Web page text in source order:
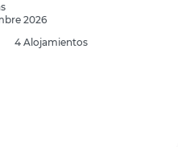
2026
4 Alojamientos